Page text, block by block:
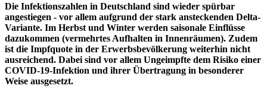
Die Infektionszahlen in Deutschland sind wieder spürbar
angestiegen - vor allem aufgrund der stark ansteckenden Delta-
Variante. Im Herbst und Winter werden saisonale Einflüsse
dazukommen (vermehrtes Aufhalten in Innenräumen). Zudem
ist die Impfquote in der Erwerbsbevölkerung weiterhin nicht
ausreichend. Dabei sind vor allem Ungeimpfte dem Risiko einer
COVID-19-Infektion und ihrer Übertragung in besonderer
Weise ausgesetzt.